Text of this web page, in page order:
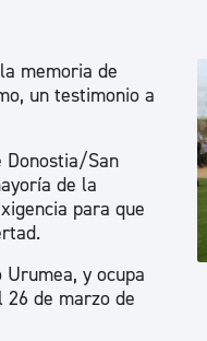
memoria de
un testimonio a
Donostia/San
de la
para que
y ocupa
26 de marzo de